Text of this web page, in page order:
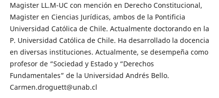
Magister LL.M-UC con mención en Derecho Constitucional,
Magister en Ciencias Jurídicas, ambos de la Pontificia
Universidad Católica de Chile. Actualmente doctorando en la
P. Universidad Católica de Chile. Ha desarrollado la docencia
en diversas instituciones. Actualmente, se desempeña como
profesor de “Sociedad y Estado y “Derechos
Fundamentales” de la Universidad Andrés Bello.
Carmen.droguett@unab.cl